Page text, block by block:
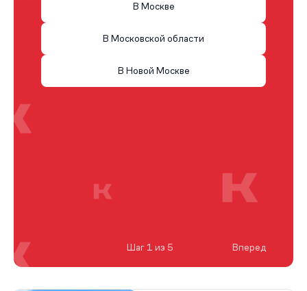
В Москве
В Московской области
В Новой Москве
Шаг 1 из 5 Вперед